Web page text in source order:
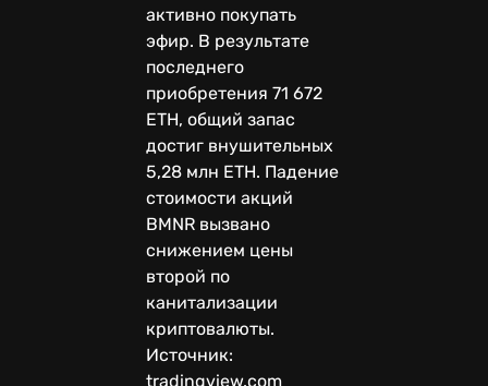
активно покупать
эфир. В результате
последнего
приобретения 71 672
ETH, общий запас
достиг внушительных
5,28 млн ETH. Падение
стоимости акций
BMNR вызвано
снижением цены
второй по
канитализации
криптовалюты.
Источник:
tradingview.com